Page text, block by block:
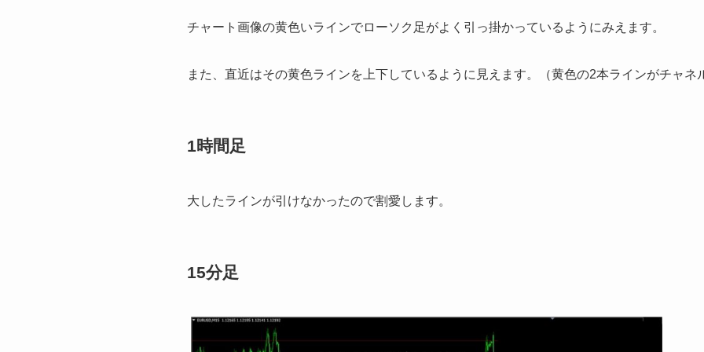
チャート画像の黄色いラインでローソク足がよく引っ掛かっているようにみえます。
また、直近はその黄色ラインを上下しているように見えます。（黄色の2本ラインがチャネ
1時間足
大したラインが引けなかったので割愛します。
15分足